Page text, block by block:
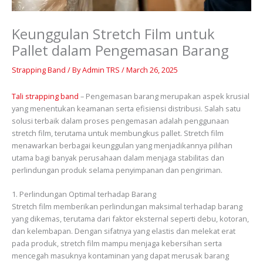
Keunggulan Stretch Film untuk
Pallet dalam Pengemasan Barang
Strapping Band / ByAdmin TRS /March 26, 2025
Tali strapping band – Pengemasan barang merupakan aspek krusial
yang menentukan keamanan serta efisiensi distribusi. Salah satu
solusi terbaik dalam proses pengemasan adalah penggunaan
stretch film, terutama untuk membungkus pallet. Stretch film
menawarkan berbagai keunggulan yang menjadikannya pilihan
utama bagi banyak perusahaan dalam menjaga stabilitas dan
perlindungan produk selama penyimpanan dan pengiriman.
1. Perlindungan Optimal terhadap Barang
Stretch film memberikan perlindungan maksimal terhadap barang
yang dikemas, terutama dari faktor eksternal seperti debu, kotoran,
dan kelembapan. Dengan sifatnya yang elastis dan melekat erat
pada produk, stretch film mampu menjaga kebersihan serta
mencegah masuknya kontaminan yang dapat merusak barang